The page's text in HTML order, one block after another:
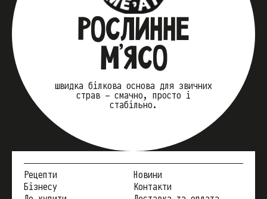
РОСЛИННЕ
М’ЯСО
швидка білкова основа для звичних
страв — смачно, просто і
стабільно.
Рецепти
Бізнесу
Новини
Контакти